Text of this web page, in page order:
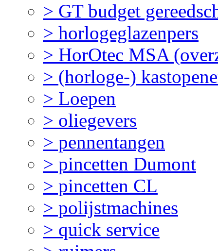
> GT budget
> horlogeglazenpers
> HorOtec MSA
> (horloge-)
> Loepen
> oliegevers
> pennentangen
> pincetten Dumont
> pincetten CL
> polijstmachines
> quick service